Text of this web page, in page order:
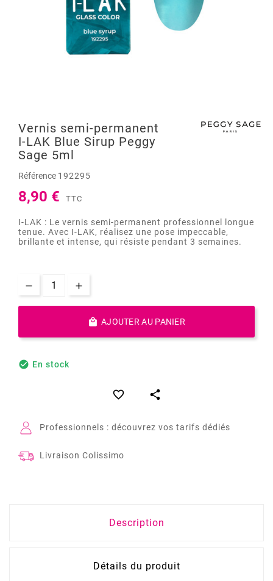
Vernis semi-permanent
I-LAK Blue Sirup Peggy
Sage 5ml
Référence 192295
8,90 € TTC
I-LAK : Le vernis semi-permanent professionnel longue
tenue. Avec I-LAK, réalisez une pose impeccable,
brillante et intense, qui résiste pendant 3 semaines.
 AJOUTER AU PANIER
 En stock
 
Professionnels : découvrez vos tarifs dédiés
Livraison Colissimo
Description
Détails du produit